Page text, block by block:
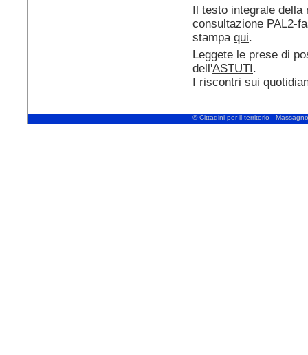
Il testo integrale della
consultazione PAL2-
stampa qui.
Leggete le prese di
dell'ASTUTI.
I riscontri sui
© Cittadini per il territorio -